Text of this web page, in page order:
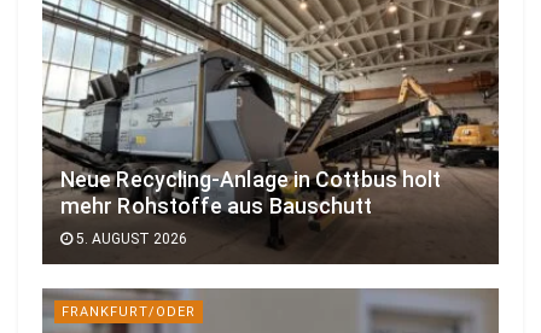
Neue Recycling-Anlage in Cottbus holt
mehr Rohstoffe aus Bauschutt
5. AUGUST 2026
FRANKFURT/ODER